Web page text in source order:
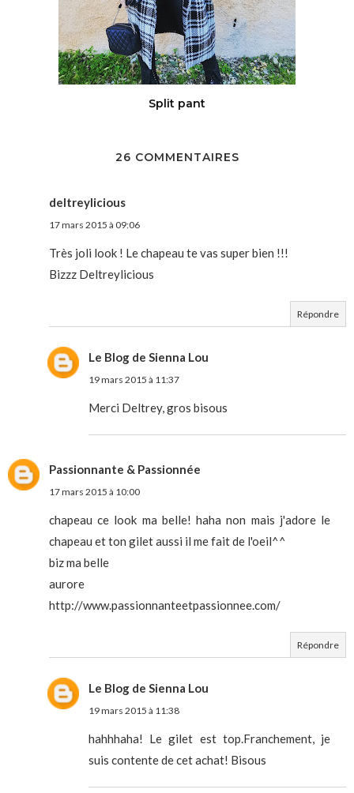
Split pant
26 COMMENTAIRES
deltreylicious
17 mars 2015 à 09:06
Très joli look ! Le chapeau te vas super bien !!!
Bizzz Deltreylicious
Répondre
Le Blog de Sienna Lou
19 mars 2015 à 11:37
Merci Deltrey, gros bisous
Passionnante & Passionnée
17 mars 2015 à 10:00
chapeau ce look ma belle! haha non mais j'adore le
chapeau et ton gilet aussi il me fait de l'oeil^^
biz ma belle
aurore
http://www.passionnanteetpassionnee.com/
Répondre
Le Blog de Sienna Lou
19 mars 2015 à 11:38
hahhhaha! Le gilet est top.Franchement, je
suis contente de cet achat! Bisous